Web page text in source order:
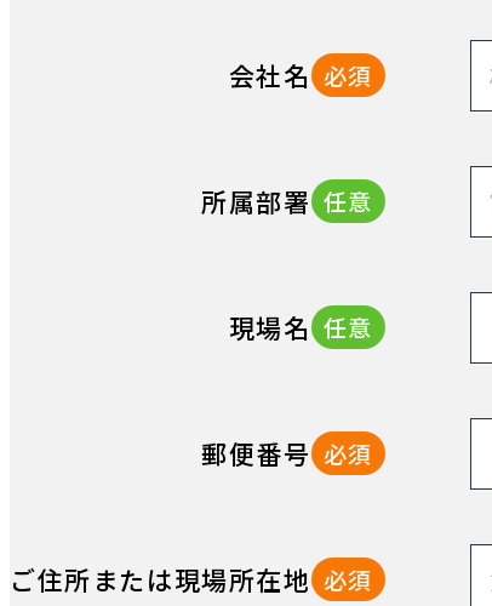
会社名 必須
所属部署 任意
現場名 任意
郵便番号 必須
ご住所または現場所在地 必須